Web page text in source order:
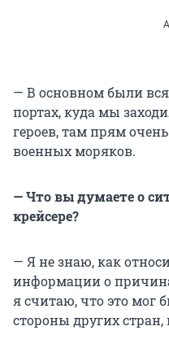
— В основном были
портах, куда мы
героев, там прям
военных моряков.
— Что вы думаете о
крейсере?
— Я не знаю, как
информации о
я считаю, что это мог
стороны других